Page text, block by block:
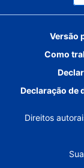
Versão
Como
Declaração de
Direitos